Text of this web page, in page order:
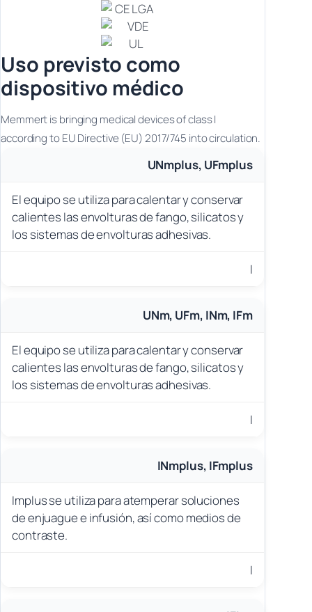
Uso previsto como
dispositivo médico
Memmert is bringing medical devices of class I
according to EU Directive (EU) 2017/745 into circulation.
UNmplus, UFmplus
El equipo se utiliza para calentar y conservar
calientes las envolturas de fango, silicatos y
los sistemas de envolturas adhesivas.
I
UNm, UFm, INm, IFm
El equipo se utiliza para calentar y conservar
calientes las envolturas de fango, silicatos y
los sistemas de envolturas adhesivas.
I
INmplus, IFmplus
Implus se utiliza para atemperar soluciones
de enjuague e infusión, así como medios de
contraste.
I